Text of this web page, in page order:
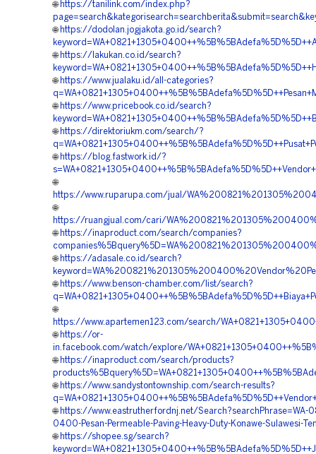
🌐 https://tanilink.com/index.php?
🌐 https://dodolan.jogjakota.go.id/search?
🌐 https://lakukan.co.id/search?
🌐 https://www.jualaku.id/all-categories?
🌐 https://www.pricebook.co.id/search?
🌐 https://direktoriukm.com/search/?
🌐 https://blog.fastwork.id/?
🌐
https://www.ruparupa.com/jual/
🌐
https://ruangjual.com/cari/
🌐 https://inaproduct.com/search/companies?
🌐 https://adasale.co.id/search?
🌐 https://www.benson-chamber.com/list/search?
🌐
https://www.apartemen123.com/search/
🌐 https://or-
in.facebook.com/watch/explore/
🌐 https://inaproduct.com/search/products?
🌐 https://www.sandystontownship.com/search-results?
🌐 https://www.eastrutherfordnj.net/Search?searchPhrase=WA-
0400-Pesan-Permeable-Paving-Heavy-Duty-Konawe-Sulawesi-
🌐 https://shopee.sg/search?